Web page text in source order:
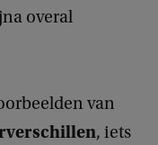
overal
van
, iets